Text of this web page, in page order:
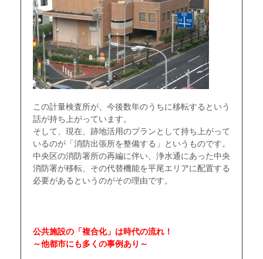
この計量検査所が、今後数年のうちに移転するという
話が持ち上がっています。
そして、現在、跡地活用のプランとして持ち上がって
いるのが「消防出張所を整備する」というものです。
中央区の消防署所の再編に伴い、浄水通にあった中央
消防署が移転、その代替機能を平尾エリアに配置する
必要があるというのがその理由です。
公共施設の「複合化」は時代の流れ！
～他都市にも多くの事例あり～